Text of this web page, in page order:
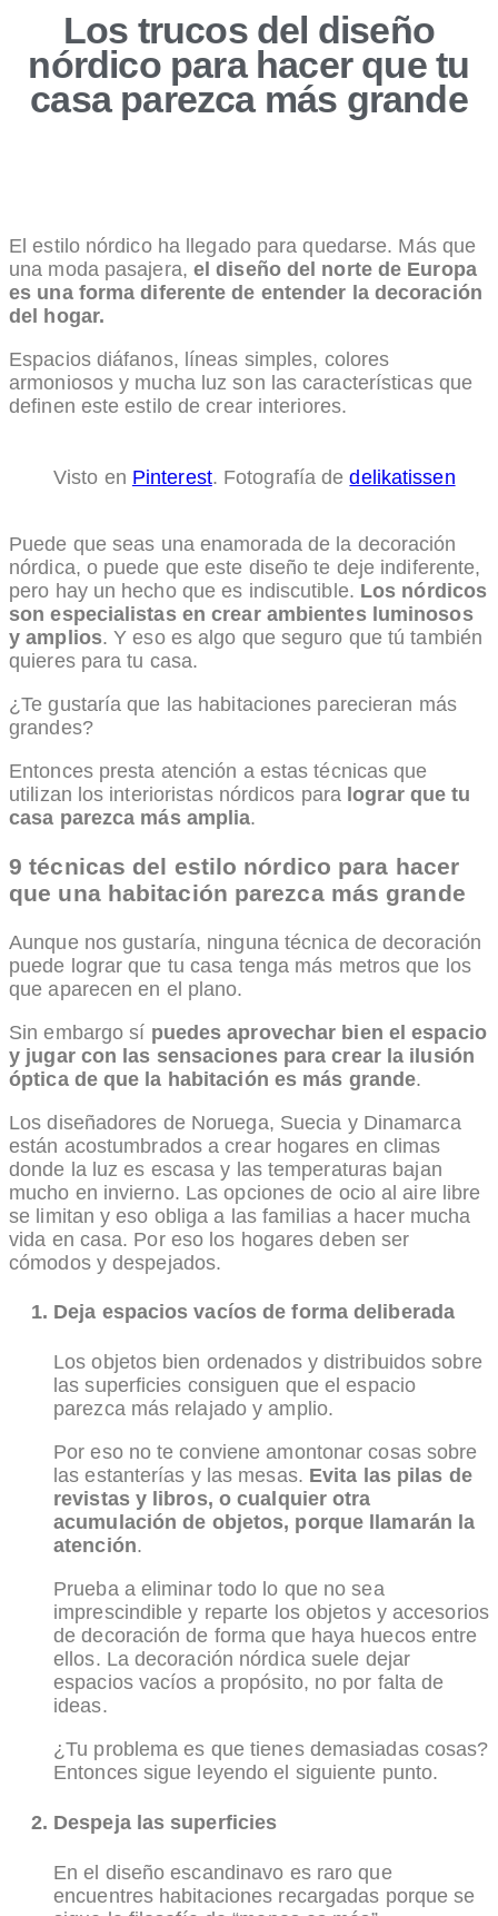
Los trucos del diseño
nórdico para hacer que tu
casa parezca más grande
El estilo nórdico ha llegado para quedarse. Más que
una moda pasajera, el diseño del norte de Europa
es una forma diferente de entender la decoración
del hogar.
Espacios diáfanos, líneas simples, colores
armoniosos y mucha luz son las características que
definen este estilo de crear interiores.
Visto en Pinterest. Fotografía dedelikatissen
Puede que seas una enamorada de la decoración
nórdica, o puede que este diseño te deje indiferente,
pero hay un hecho que es indiscutible. Los nórdicos
son especialistas en crear ambientes luminosos
y amplios. Y eso es algo que seguro que tú también
quieres para tu casa.
¿Te gustaría que las habitaciones parecieran más
grandes?
Entonces presta atención a estas técnicas que
utilizan los interioristas nórdicos para lograr que tu
casa parezca más amplia.
9 técnicas del estilo nórdico para hacer
que una habitación parezca más grande
Aunque nos gustaría, ninguna técnica de decoración
puede lograr que tu casa tenga más metros que los
que aparecen en el plano.
Sin embargo sí puedes aprovechar bien el espacio
y jugar con las sensaciones para crear la ilusión
óptica de que la habitación es más grande.
Los diseñadores de Noruega, Suecia y Dinamarca
están acostumbrados a crear hogares en climas
donde la luz es escasa y las temperaturas bajan
mucho en invierno. Las opciones de ocio al aire libre
se limitan y eso obliga a las familias a hacer mucha
vida en casa. Por eso los hogares deben ser
cómodos y despejados.
Deja espacios vacíos de forma deliberada
Los objetos bien ordenados y distribuidos sobre
las superficies consiguen que el espacio
parezca más relajado y amplio.
Por eso no te conviene amontonar cosas sobre
las estanterías y las mesas. Evita las pilas de
revistas y libros, o cualquier otra
acumulación de objetos, porque llamarán la
atención.
Prueba a eliminar todo lo que no sea
imprescindible y reparte los objetos y accesorios
de decoración de forma que haya huecos entre
ellos. La decoración nórdica suele dejar
espacios vacíos a propósito, no por falta de
ideas.
¿Tu problema es que tienes demasiadas cosas?
Entonces sigue leyendo el siguiente punto.
Despeja las superficies
En el diseño escandinavo es raro que
encuentres habitaciones recargadas porque se